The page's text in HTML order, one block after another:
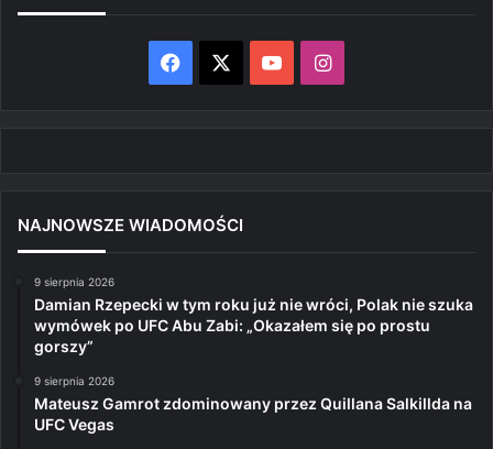
Facebook YouTubeInstagram
NAJNOWSZE WIADOMOŚCI
9 sierpnia 2026
Damian Rzepecki w tym roku już nie wróci, Polak nie szuka
wymówek po UFC Abu Zabi: „Okazałem się po prostu
gorszy”
9 sierpnia 2026
Mateusz Gamrot zdominowany przez Quillana Salkillda na
UFC Vegas